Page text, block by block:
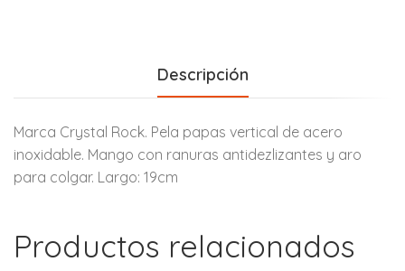
Descripción
Marca Crystal Rock. Pela papas vertical de acero
inoxidable. Mango con ranuras antidezlizantes y aro
para colgar. Largo: 19cm
Productos relacionados